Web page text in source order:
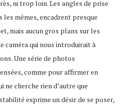
ni trop loin. Les angles de prise
les mêmes, encadrent presque
mais aucun gros plans sur les
caméra qui nous introduirait à
Une série de photos
comme pour affirmer en
cherche rien d’autre que
exprime un désir de se poser,